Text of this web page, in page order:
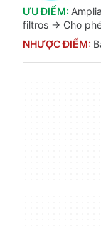
ƯU ĐIỂM:
filtros -> Cho
NHƯỢC ĐIỂM: